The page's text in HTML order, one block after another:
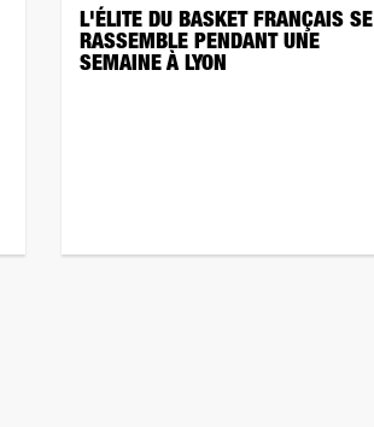
L'ÉLITE DU BASKET FRANÇAIS SE
RASSEMBLE PENDANT UNE
SEMAINE À LYON